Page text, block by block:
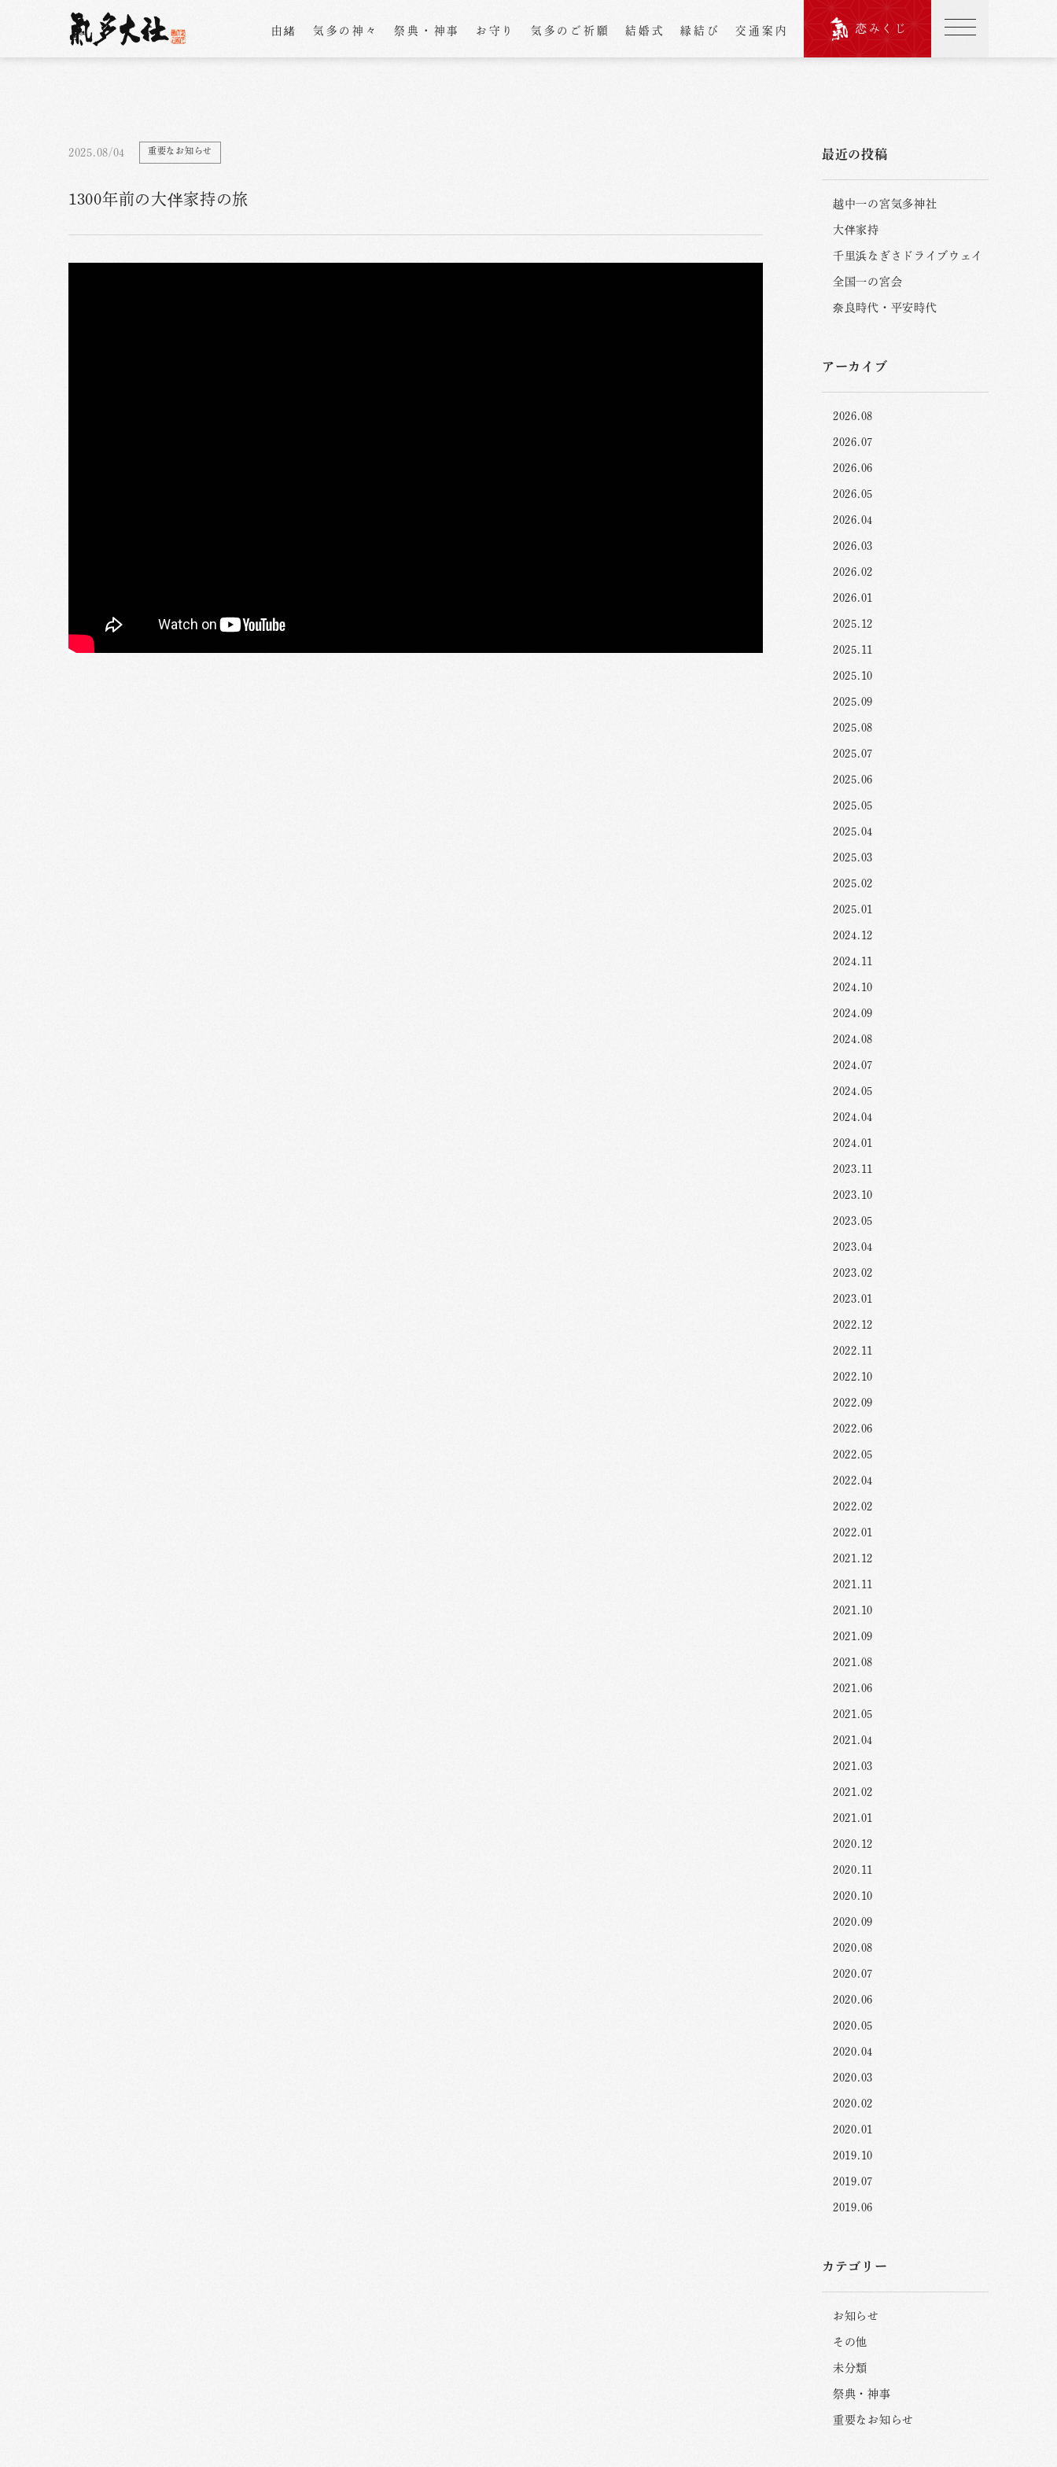
由緒 気多の神々 祭典・神事 お守り 気多のご祈願 結婚式 縁結び 交通案内 恋みくじ
2025.08/04 重要なお知らせ
1300年前の大伴家持の旅
最近の投稿
越中一の宮気多神社
大伴家持
千里浜なぎさドライブウェイ
全国一の宮会
奈良時代・平安時代
アーカイブ
2026.08
2026.07
2026.06
2026.05
2026.04
2026.03
2026.02
2026.01
2025.12
2025.11
2025.10
2025.09
2025.08
2025.07
2025.06
2025.05
2025.04
2025.03
2025.02
2025.01
2024.12
2024.11
2024.10
2024.09
2024.08
2024.07
2024.05
2024.04
2024.01
2023.11
2023.10
2023.05
2023.04
2023.02
2023.01
2022.12
2022.11
2022.10
2022.09
2022.06
2022.05
2022.04
2022.02
2022.01
2021.12
2021.11
2021.10
2021.09
2021.08
2021.06
2021.05
2021.04
2021.03
2021.02
2021.01
2020.12
2020.11
2020.10
2020.09
2020.08
2020.07
2020.06
2020.05
2020.04
2020.03
2020.02
2020.01
2019.10
2019.07
2019.06
カテゴリー
お知らせ
その他
未分類
祭典・神事
重要なお知らせ